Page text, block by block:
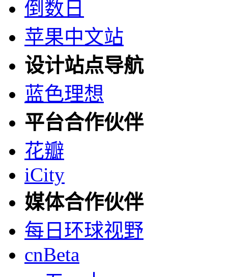
倒数日
苹果中文站
设计站点导航
蓝色理想
平台合作伙伴
花瓣
iCity
媒体合作伙伴
每日环球视野
cnBeta